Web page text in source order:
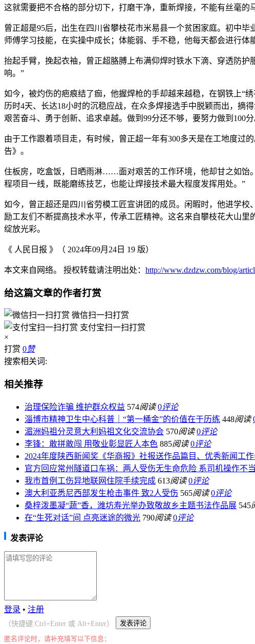
这就需要把不合格的部分切下，打磨干净，重新焊接，不能有丝毫的
曾正超是95后，出生在四川省攀枝花市米易县一个贫困家庭。初中
师傅学习技能，在实操中成长；体能弱、手不稳，他每天都会进行
抬起手臂，挽起衣袖，曾正超胳膊上布满仰焊时铁水下滴、穿透防
响。”
如今，被灼伤的疤痕结了痂，他握焊枪的手却越来越稳，在钢铁上“
历时4天、长达18小时的沉稳应战，在众多焊接选手中脱颖而出，摘
艰苦奋斗、勇于创新、追求卓越。做到99分还不够，要努力做到100分
由于工作跟着项目走，有时候，曾正超一年有300多天是在工地度过
告》。
住板房，吃盒饭，日晒雨淋……面对艰苦的工作环境，他却甘之如饴
程项目一线，既能磨练技艺，也能让焊接技术最大程度发挥用处。”
如今，曾正超还是四川省劳模工匠宣讲团的成员。闲暇时，他进学
励工友们不断提高技术水平，传承工匠精神。这名来自攀枝花大山
绽放光彩。
《 人民日报 》（ 2024年09月24日 19 版）
本文来自网络。 授权转载请注明出处： http://www.dzdzw.com/blog/
给这篇文章的作者打赏
微信扫一扫打赏
支付宝扫一扫打赏
×
打赏 0赞
搜索相关词:
相关推荐
治理保险诈骗 维护群众权益 574阅读 0评论
淄博市精神卫生中心科普｜“第一桶金”的价值在于历练 448阅读
湄洲妈祖分灵意大利妈祖文化交流协会 570阅读 0评论
李锋：敢拼敢闯 用敬业彰显匠人本色 885阅读 0评论
2024年度陕西新闻奖《华商报》社报送作品篇目、优秀新闻工
官方回应常州隧道口车祸：两人受伤无生命危险 系司机操作不
我市首例工伤异地联网住院手续完成 613阅读 0评论
澳大利亚悉尼西部发生枪击事件 致2人受伤 565阅读 0评论
桑梓泼墨凝“蔬”香，潍坊寿光举办致敬故乡主题书法作品展 545
在“生死对话”间 点亮迷途的微光 790阅读 0评论
发表评论
登录 • 注册
（快捷键:Ctrl+Enter 或 Alt+Enter）
匿名评论时，请补充填写以下信息：